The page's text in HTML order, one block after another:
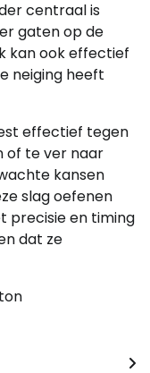
centraal is
gaten op de
kan ook effectief
neiging heeft
effectief tegen
of te ver naar
kansen
slag oefenen
precisie en timing
dat ze